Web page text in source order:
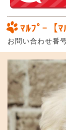
ﾏﾙﾌﾟｰ【ﾏ
お問い合わせ番